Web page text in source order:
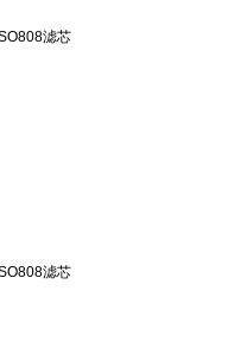
滤芯
滤芯